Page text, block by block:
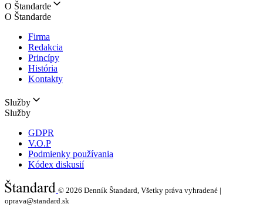
O Štandarde
O Štandarde
Firma
Redakcia
Princípy
História
Kontakty
Služby
Služby
GDPR
V.O.P
Podmienky používania
Kódex diskusií
© 2026 Denník Štandard, Všetky práva vyhradené |
oprava@standard.sk